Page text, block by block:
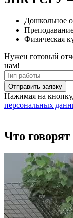
Дошкольное
Физическая
Нужен готовый
нам!
Отправить заявку
Нажимая на
персональных
Что